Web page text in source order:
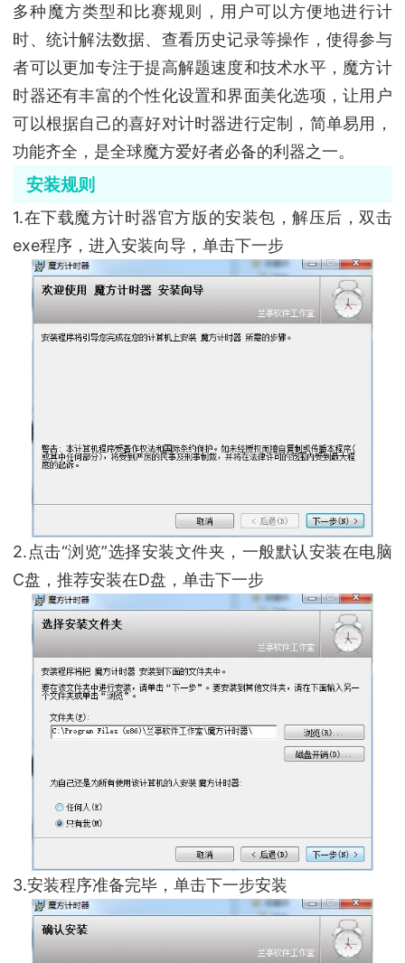
多种魔方类型和比赛规则，用户可以方便地进行计
时、统计解法数据、查看历史记录等操作，使得参与
者可以更加专注于提高解题速度和技术水平，魔方计
时器还有丰富的个性化设置和界面美化选项，让用户
可以根据自己的喜好对计时器进行定制，简单易用，
功能齐全，是全球魔方爱好者必备的利器之一。
安装规则
1.在下载魔方计时器官方版的安装包，解压后，双击
exe程序，进入安装向导，单击下一步
2.点击“浏览”选择安装文件夹，一般默认安装在电脑
C盘，推荐安装在D盘，单击下一步
3.安装程序准备完毕，单击下一步安装